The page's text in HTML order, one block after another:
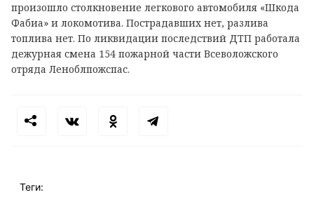
произошло столкновение легкового автомобиля «Шкода
Фабиа» и локомотива. Пострадавших нет, разлива
топлива нет. По ликвидации последствий ДТП работала
дежурная смена 154 пожарной части Всеволожского
отряда Леноблпожспас.
Теги: